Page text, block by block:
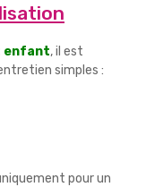
enfant, il est
simples :
pour un